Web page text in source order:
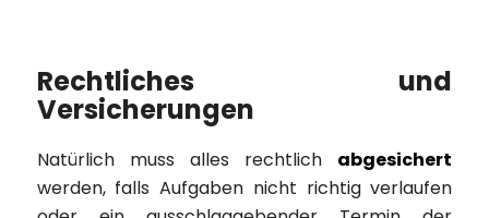
Rechtliches und
Versicherungen
Natürlich muss alles rechtlich abgesichert
werden, falls Aufgaben nicht richtig verlaufen